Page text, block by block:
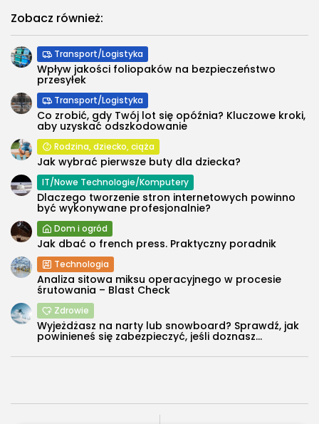
Zobacz również:
Transport/Logistyka
Wpływ jakości foliopaków na bezpieczeństwo
przesyłek
Transport/Logistyka
Co zrobić, gdy Twój lot się opóźnia? Kluczowe kroki,
aby uzyskać odszkodowanie
Rodzina, dziecko, ciąża
Jak wybrać pierwsze buty dla dziecka?
IT/Nowe Technologie/Komputery
Dlaczego tworzenie stron internetowych powinno
być wykonywane profesjonalnie?
Dom i ogród
Jak dbać o french press. Praktyczny poradnik
Technologia
Analiza sitowa miksu operacyjnego w procesie
śrutowania – Blast Check
Zdrowie
Wyjeżdżasz na narty lub snowboard? Sprawdź, jak
powinieneś się zabezpieczyć, jeśli doznasz...